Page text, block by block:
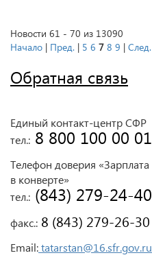
Новости 61 - 70 из 13090
Начало | Пред. | 5 6 7 8 9 | След.
Обратная связь
Единый контакт-центр СФР
тел.: 8 800 100 00 01
Телефон доверия «Зарплата
в конверте»
тел.: (843) 279-24-40
факс.: 8 (843) 279-26-30
Email:tatarstan@16.sfr.gov.ru